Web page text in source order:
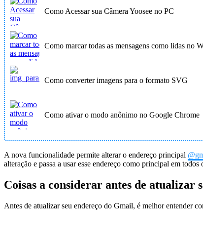
Como Acessar sua Câmera Yoosee no PC
Como marcar todas as mensagens como lidas no
Como converter imagens para o formato SVG
Como ativar o modo anônimo no Google Chrome
A nova funcionalidade permite alterar o endereço principal
alteração e passa a usar esse endereço como principal em
Coisas a considerar antes de atualizar
Antes de atualizar seu endereço do Gmail, é melhor entender